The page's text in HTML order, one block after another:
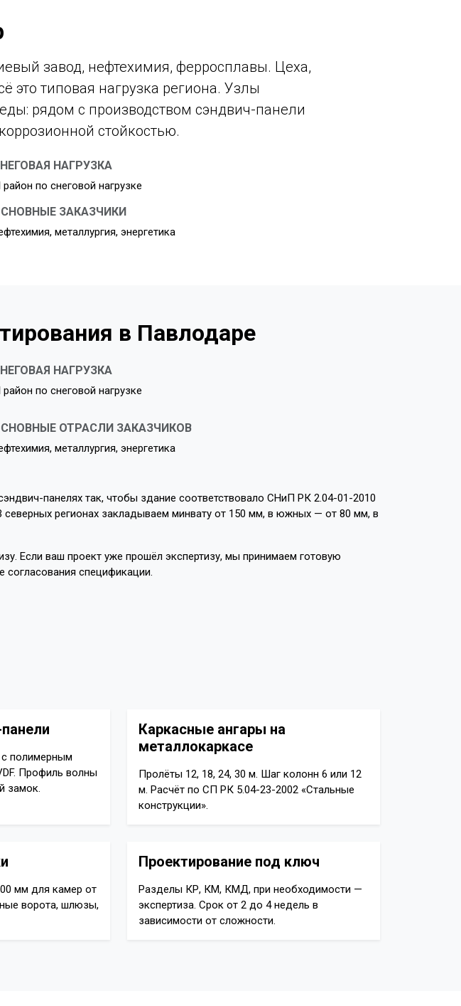
завод, нефтехимия, ферросплавы. Цеха,
это типовая нагрузка региона. Узлы
рядом с производством сэндвич-панели
стойкостью.
НАГРУЗКА
район по снеговой нагрузке
ЗАКАЗЧИКИ
металлургия, энергетика
в Павлодаре
НАГРУЗКА
район по снеговой нагрузке
ОТРАСЛИ ЗАКАЗЧИКОВ
металлургия, энергетика
панелях так, чтобы здание соответствовало СНиП РК 2.04-01-2010
северных регионах закладываем минвату от 150 мм, в южных — от 80 мм, в
Если ваш проект уже прошёл экспертизу, мы принимаем готовую
согласования спецификации.
полимерным
Профиль волны
замок.
Каркасные ангары на
металлокаркасе
Пролёты 12, 18, 24, 30 м. Шаг колонн 6 или 12
м. Расчёт по СП РК 5.04-23-2002 «Стальные
конструкции».
мм для камер от
ворота, шлюзы,
Проектирование под ключ
Разделы КР, КМ, КМД, при необходимости —
экспертиза. Срок от 2 до 4 недель в
зависимости от сложности.